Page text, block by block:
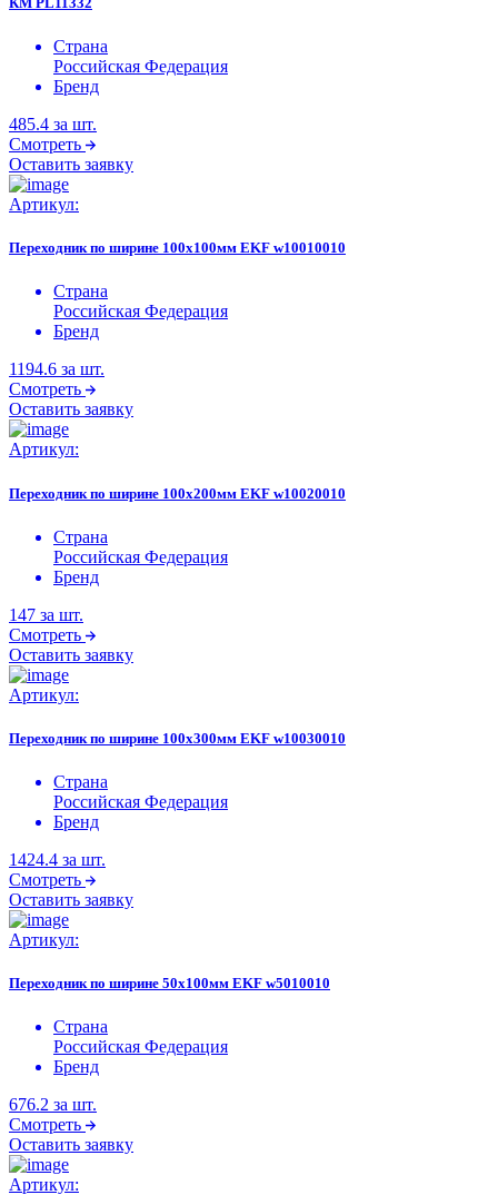
Страна
Российская Федерация
Бренд
485.4 за шт.
Смотреть
Оставить заявку
Артикул:
Переходник по ширине 100х100мм EKF w10010010
Страна
Российская Федерация
Бренд
1194.6 за шт.
Смотреть
Оставить заявку
Артикул:
Переходник по ширине 100х200мм EKF w10020010
Страна
Российская Федерация
Бренд
147 за шт.
Смотреть
Оставить заявку
Артикул:
Переходник по ширине 100х300мм EKF w10030010
Страна
Российская Федерация
Бренд
1424.4 за шт.
Смотреть
Оставить заявку
Артикул:
Переходник по ширине 50х100мм EKF w5010010
Страна
Российская Федерация
Бренд
676.2 за шт.
Смотреть
Оставить заявку
Артикул: